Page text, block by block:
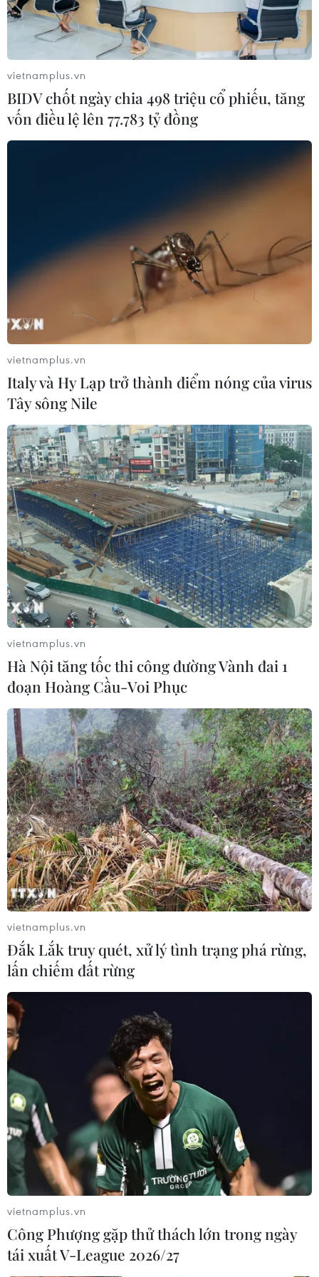
#Bộ Công Thương
Theo dõi VietnamPlus
TIN LIÊN QUAN
Áp dụng chống bán phá giá tạm thời một
số sản phẩm nhôm từ Trung Quốc
07/06/2019 10:54
Bộ trưởng Bộ Công Thương vừa ban hành Quyết định số
1480/QĐ-BCT về việc áp dụng biện pháp chống bán
phá giá tạm thời đối với một số sản phẩm bằng nhôm
có xuất xứ từ Trung Quốc.
Thủy sản Minh Phú lên tiếng về thông tin
tránh thuế chống bán phá giá
07/06/2019 11:27
Tập đoàn Thủy sản Minh Phú hiện là doanh nghiệp xuất
khẩu tôm lớn nhất của Việt Nam, sản lượng xuất khẩu
năm 2018 đạt trên 67.000 tấn .
vietnamplus.vn
BIDV chốt ngày chia 498 triệu cổ phiếu, tăng
vốn điều lệ lên 77.783 tỷ đồng
vietnamplus.vn
Italy và Hy Lạp trở thành điểm nóng của virus
Tây sông Nile
vietnamplus.vn
Hà Nội tăng tốc thi công đường Vành đai 1
đoạn Hoàng Cầu-Voi Phục
vietnamplus.vn
Đắk Lắk truy quét, xử lý tình trạng phá rừng,
lấn chiếm đất rừng
vietnamplus.vn
Công Phượng gặp thử thách lớn trong ngày
tái xuất V-League 2026/27